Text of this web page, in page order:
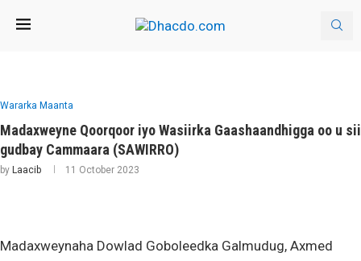
Wararka Maanta
Madaxweyne Qoorqoor iyo Wasiirka Gaashaandhigga oo u sii
gudbay Cammaara (SAWIRRO)
by Laacib 11 October 2023
Madaxweynaha Dowlad Goboleedka Galmudug, Axmed